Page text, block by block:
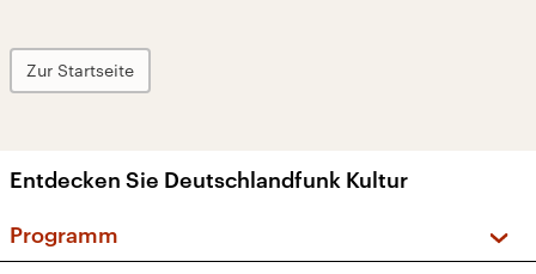
Zur Startseite
Entdecken Sie Deutschlandfunk Kultur
Programm